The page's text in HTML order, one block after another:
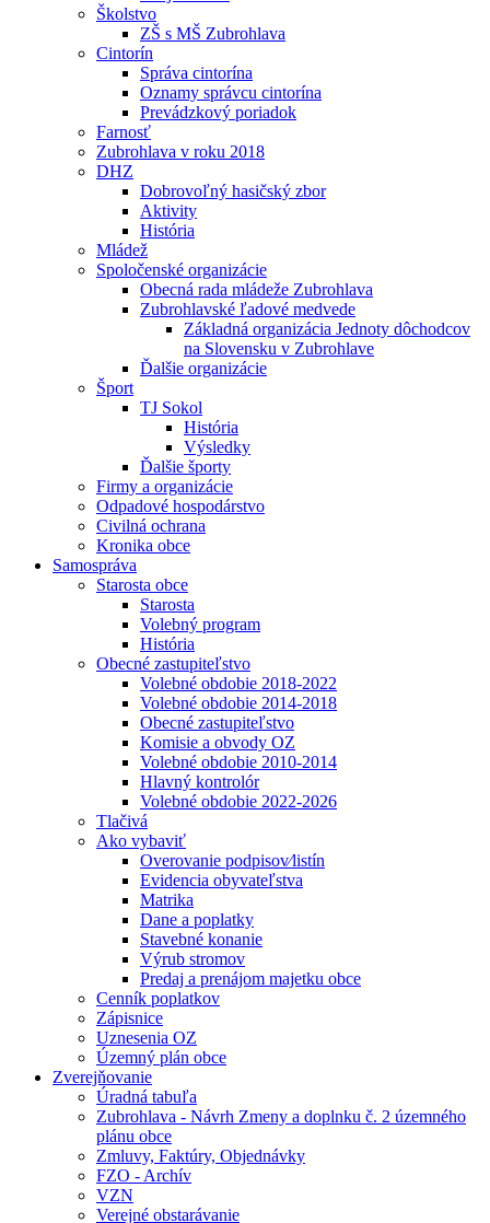
Školstvo
ZŠ s MŠ Zubrohlava
Cintorín
Správa cintorína
Oznamy správcu cintorína
Prevádzkový poriadok
Farnosť
Zubrohlava v roku 2018
DHZ
Dobrovoľný hasičský zbor
Aktivity
História
Mládež
Spoločenské organizácie
Obecná rada mládeže Zubrohlava
Zubrohlavské ľadové medvede
Základná organizácia Jednoty dôchodcov
na Slovensku v Zubrohlave
Ďalšie organizácie
Šport
TJ Sokol
História
Výsledky
Ďalšie športy
Firmy a organizácie
Odpadové hospodárstvo
Civilná ochrana
Kronika obce
Samospráva
Starosta obce
Starosta
Volebný program
História
Obecné zastupiteľstvo
Volebné obdobie 2018-2022
Volebné obdobie 2014-2018
Obecné zastupiteľstvo
Komisie a obvody OZ
Volebné obdobie 2010-2014
Hlavný kontrolór
Volebné obdobie 2022-2026
Tlačivá
Ako vybaviť
Overovanie podpisov⁄listín
Evidencia obyvateľstva
Matrika
Dane a poplatky
Stavebné konanie
Výrub stromov
Predaj a prenájom majetku obce
Cenník poplatkov
Zápisnice
Uznesenia OZ
Územný plán obce
Zverejňovanie
Úradná tabuľa
Zubrohlava - Návrh Zmeny a doplnku č. 2 územného
plánu obce
Zmluvy, Faktúry, Objednávky
FZO - Archív
VZN
Verejné obstarávanie